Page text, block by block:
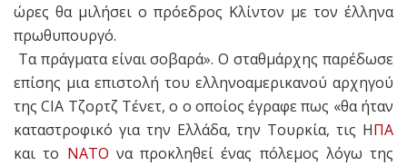
ώρες θα μιλήσει ο πρόεδρος Κλίντον με τον έλληνα
πρωθυπουργό.
Τα πράγματα είναι σοβαρά». Ο σταθμάρχης παρέδωσε
επίσης μια επιστολή του ελληνοαμερικανού αρχηγού
της CIA Τζορτζ Τένετ, ο ο οποίος έγραφε πως «θα ήταν
καταστροφικό για την Ελλάδα, την Τουρκία, τις ΗΠΑ
και το ΝΑΤΟ να προκληθεί ένας πόλεμος λόγω της